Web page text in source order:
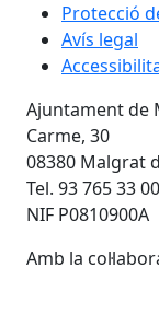
Protecció
Avís legal
Ajuntament de
Carme, 30
08380 Malgrat
Tel. 93 765 33 00
NIF P0810900A
Amb la